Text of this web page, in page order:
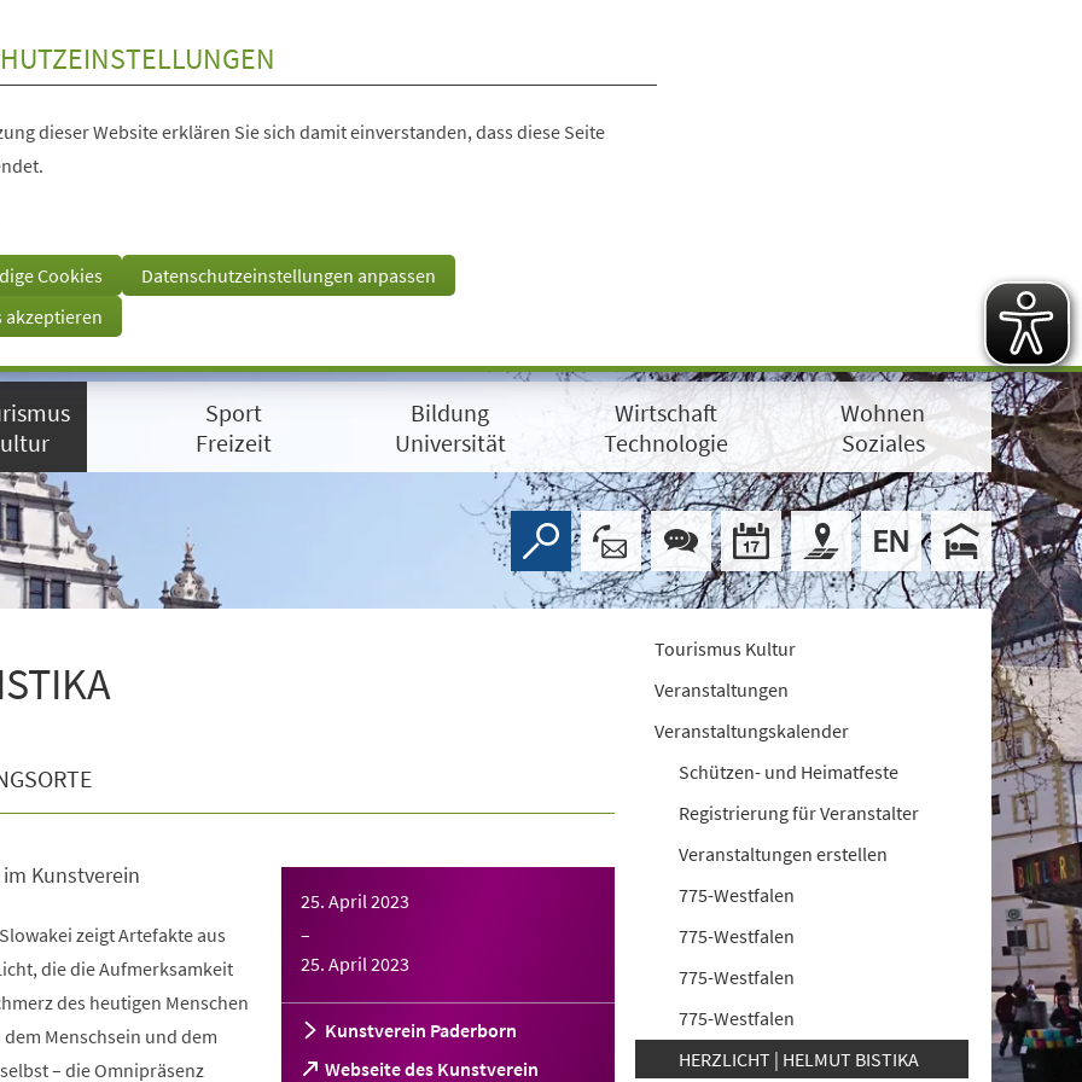
dieser Website erklären Sie sich damit einverstanden, dass diese Seite
Cookies
Datenschutzeinstellungen anpassen
akzeptieren
Sport
Freizeit
Bildung
Universität
Wirtschaft
Technologie
Wohnen
Soziales
25. April 2023
–
25. April 2023
Kunstverein Paderborn
Webseite des Kunstverein
Kunstverein
zeigt Artefakte aus
die die Aufmerksamkeit
des heutigen Menschen
Menschsein und dem
– die Omnipräsenz
Tourismus Kultur
Veranstaltungen
Veranstaltungskalender
Schützen- und Heimatfeste
Registrierung für Veranstalter
Veranstaltungen erstellen
775-Westfalen
775-Westfalen
775-Westfalen
775-Westfalen
HERZLICHT | HELMUT BISTIKA